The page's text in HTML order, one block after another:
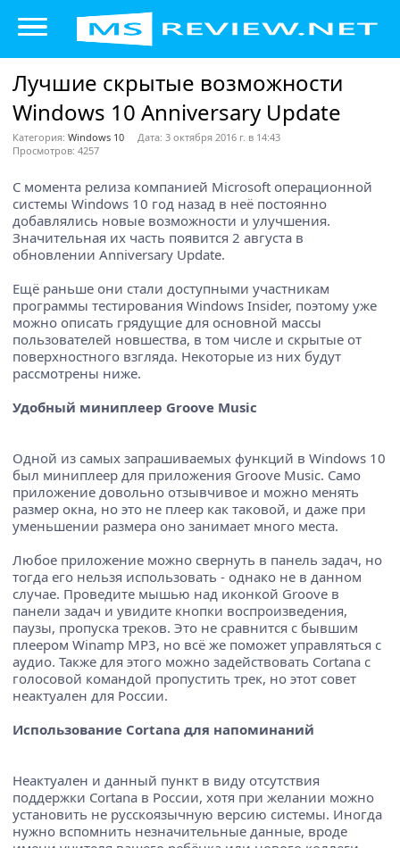
Лучшие скрытые возможности
Windows 10 Anniversary Update
Категория: Windows 10
Дата: 3 октября 2016 г. в 14:43
Просмотров: 4257
C момента релиза компанией Microsoft операционной
системы Windows 10 год назад в неё постоянно
добавлялись новые возможности и улучшения.
Значительная их часть появится 2 августа в
обновлении Anniversary Update.
Ещё раньше они стали доступными участникам
программы тестирования Windows Insider, поэтому уже
можно описать грядущие для основной массы
пользователей новшества, в том числе и скрытые от
поверхностного взгляда. Некоторые из них будут
рассмотрены ниже.
Удобный миниплеер Groove Music
Одной из самых запрашиваемых функций в Windows 10
был миниплеер для приложения Groove Music. Само
приложение довольно отзывчивое и можно менять
размер окна, но это не плеер как таковой, и даже при
уменьшении размера оно занимает много места.
Любое приложение можно свернуть в панель задач, но
тогда его нельзя использовать - однако не в данном
случае. Проведите мышью над иконкой Groove в
панели задач и увидите кнопки воспроизведения,
паузы, пропуска треков. Это не сравнится с бывшим
плеером Winamp MP3, но всё же поможет управляться с
аудио. Также для этого можно задействовать Cortana с
голосовой командой пропустить трек, но этот совет
неактуален для России.
Использование Cortana для напоминаний
Неактуален и данный пункт в виду отсутствия
поддержки Cortana в России, хотя при желании можно
установить не русскоязычную версию системы. Иногда
нужно вспомнить незначительные данные, вроде